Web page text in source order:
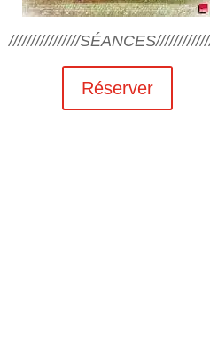
////////////////
Réserver